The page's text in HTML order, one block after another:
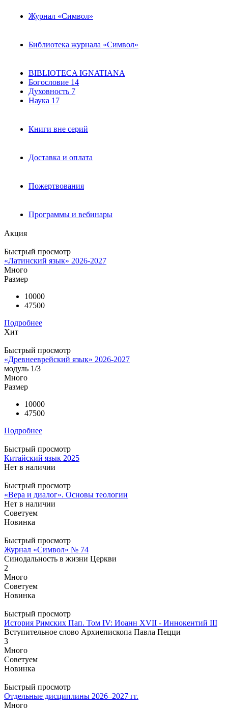
Журнал «Символ»
Библиотека журнала «Символ»
BIBLIOTECA IGNATIANA
Богословие 14
Духовность 7
Наука 17
Книги вне серий
Доставка и оплата
Пожертвования
Программы и вебинары
Акция
Быстрый просмотр
«Латинский язык» 2026-2027
Много
Размер
10000
47500
Подробнее
Хит
Быстрый просмотр
«Древнееврейский язык» 2026-2027
модуль 1/3
Много
Размер
10000
47500
Подробнее
Быстрый просмотр
Китайский язык 2025
Нет в наличии
Быстрый просмотр
«Вера и диалог». Основы теологии
Нет в наличии
Советуем
Новинка
Быстрый просмотр
Журнал «Символ» № 74
Синодальность в жизни Церкви
2
Много
Советуем
Новинка
Быстрый просмотр
История Римских Пап. Том IV: Иоанн XVII - Иннокентий III
Вступительное слово Архиепископа Павла Пецци
3
Много
Советуем
Новинка
Быстрый просмотр
Отдельные дисциплины 2026–2027 гг.
Много